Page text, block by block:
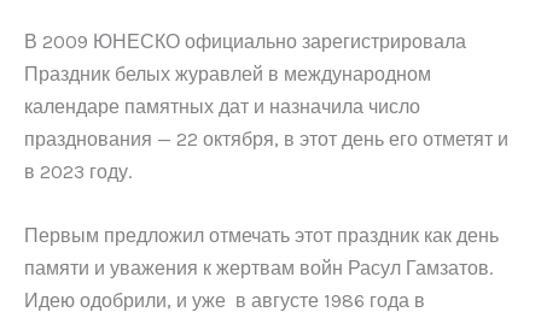
В 2009 ЮНЕСКО официально зарегистрировала
Праздник белых журавлей в международном
календаре памятных дат и назначила число
празднования — 22 октября, в этот день его отметят и
в 2023 году.
Первым предложил отмечать этот праздник как день
памяти и уважения к жертвам войн Расул Гамзатов.
Идею одобрили, и уже в августе 1986 года в